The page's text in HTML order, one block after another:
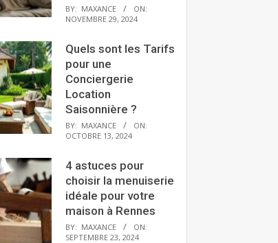
BY: MAXANCE
ON:
NOVEMBRE 29, 2024
Quels sont les Tarifs
pour une
Conciergerie
Location
Saisonnière ?
BY: MAXANCE
ON:
OCTOBRE 13, 2024
4 astuces pour
choisir la menuiserie
idéale pour votre
maison à Rennes
BY: MAXANCE
ON:
SEPTEMBRE 23, 2024